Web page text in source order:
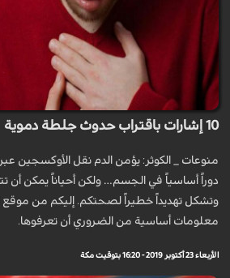
10 إشارات باقتراب حدوث جلطة دموية
منوعات _ الكوثر: يؤمن الدم نقل الأوكسجين عبر
دوراً أساسياً في الجسم… ولكن أحياناً يمكن أن
وتشكل تهديداً خطيراً لصحتكم. إليكم من موقع
معلومات أساسية من الضروري أن تعرفوها.
الأربعاء 23 أكتوبر 2019 - 16:20 بتوقيت مكة